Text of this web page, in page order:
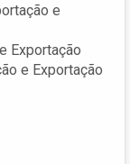
e
Exportação
e Exportação